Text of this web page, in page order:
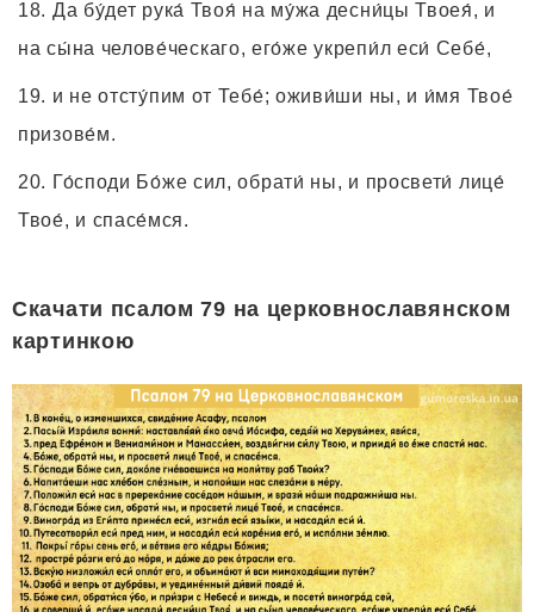
Да бу́дет рука́ Твоя́ на му́жа десни́цы Твоея́, и
на сы́на челове́ческаго, его́же укрепи́л еси́ Себе́,
и не отсту́пим от Тебе́; оживи́ши ны, и и́мя Твое́
призове́м.
Го́споди Бо́же сил, обрати́ ны, и просвети́ лице́
Твое́, и спасе́мся.
Скачати псалом 79 на церковнославянском
картинкою